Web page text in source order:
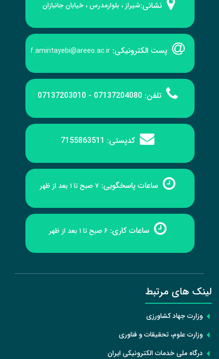
نشانی:شیراز ، بلوارمدرس ، خیابان جانبازان
پست الکترونیکی: f.amiritayebi@areeo.ac.ir
تلفن: 07137204080 - 07137203010
کدپستی: 7155863511
ساعات پاسخگویی: ۷ صبح تا ۱ بعد از ظهر
ساعات کاری:۶ صبح تا ۱ بعد از ظهر
لینک های مرتبط
وزارت جهاد کشاورزی
وزارت علوم، تحقیقات و فناوری
درگاه ملی خدمات الکترونیکی ایران